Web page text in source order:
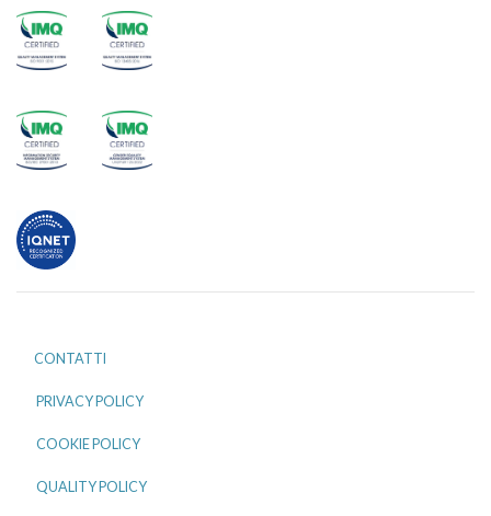
CONTATTI
PRIVACY POLICY
COOKIE POLICY
QUALITY POLICY